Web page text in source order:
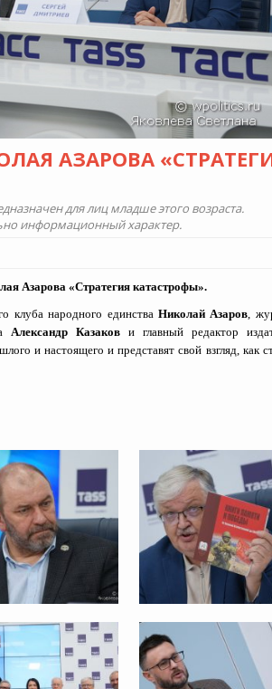
АЗАРОВА
для лиц младше этого возраста.
информационный характер.
Азарова «Стратегия катастрофы».
клуба народного единства Николай Азаров,
Александр Казакови главный редактор
и настоящего и представят свой взгляд, как